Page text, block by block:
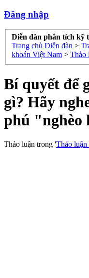
Đăng nhập
Diễn đàn phân tích kỹ
Trang chủ Diễn đàn >
khoán Việt Nam > Thảo
Bí quyết để
gì? Hãy
phú
Thảo luận trong 'Thảo luận